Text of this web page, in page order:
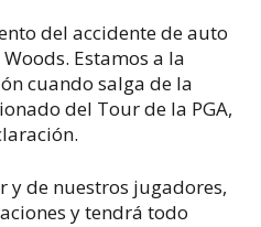
del accidente de auto
Estamos a la
cuando salga de la
del Tour de la PGA,
y de nuestros jugadores,
y tendrá todo